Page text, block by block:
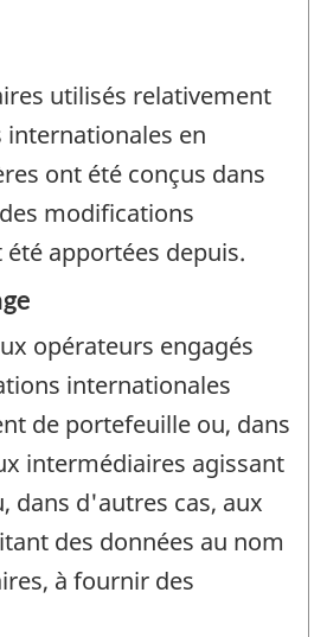
utilisés relativement
en
ont été conçus dans
modifications
apportées depuis.
opérateurs engagés
internationales
de portefeuille ou, dans
intermédiaires agissant
dans d'autres cas, aux
des données au nom
à fournir des